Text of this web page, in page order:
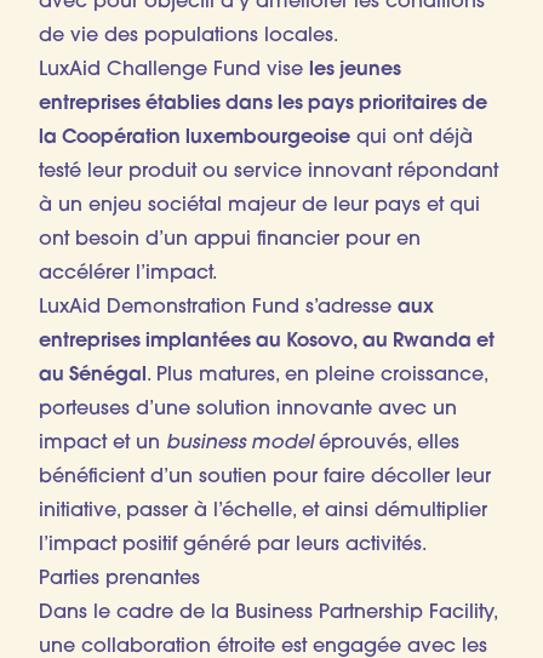
de vie des populations locales.
LuxAid Challenge Fund vise les jeunes
entreprises établies dans les pays prioritaires de
la Coopération luxembourgeoise qui ont déjà
testé leur produit ou service innovant répondant
à un enjeu sociétal majeur de leur pays et qui
ont besoin d’un appui financier pour en
accélérer l’impact.
LuxAid Demonstration Fund s’adresse aux
entreprises implantées au Kosovo, au Rwanda et
au Sénégal . Plus matures, en pleine croissance,
porteuses d’une solution innovante avec un
impact et un business modeléprouvés, elles
bénéficient d’un soutien pour faire décoller leur
initiative, passer à l’échelle, et ainsi démultiplier
l’impact positif généré par leurs activités.
Parties prenantes
Dans le cadre de la Business Partnership Facility,
une collaboration étroite est engagée avec les